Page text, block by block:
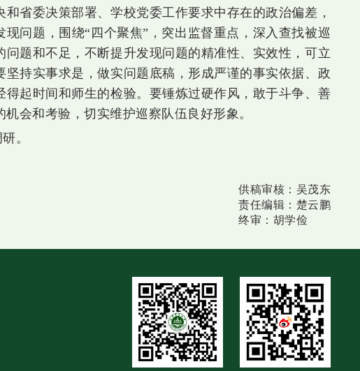
省委决策部署、学校党委工作要求中存在的政治偏差，
问题，围绕“四个聚焦”，突出监督重点，深入查找被巡
题和不足，不断提升发现问题的精准性、实效性，可立
持实事求是，做实问题底稿，形成严谨的事实依据、政
起时间和师生的检验。要锤炼过硬作风，敢于斗争、善
会和考验，切实维护巡察队伍良好形象。
。
供稿审核： 吴茂东
责任编辑： 楚云鹏
终审： 胡学俭